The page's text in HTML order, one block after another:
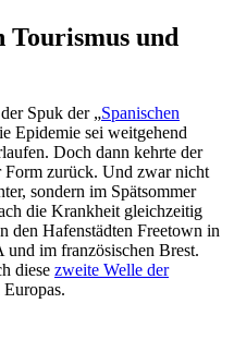
Tourismus und
Spuk der „Spanischen
Epidemie sei weitgehend
Doch dann kehrte der
Form zurück. Und zwar nicht
sondern im Spätsommer
die Krankheit gleichzeitig
den Hafenstädten Freetown in
im französischen Brest.
diese zweite Welle der